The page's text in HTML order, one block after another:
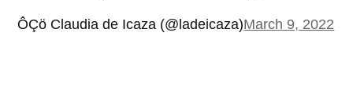
ÔÇö Claudia de Icaza (@ladeicaza)March 9, 2022